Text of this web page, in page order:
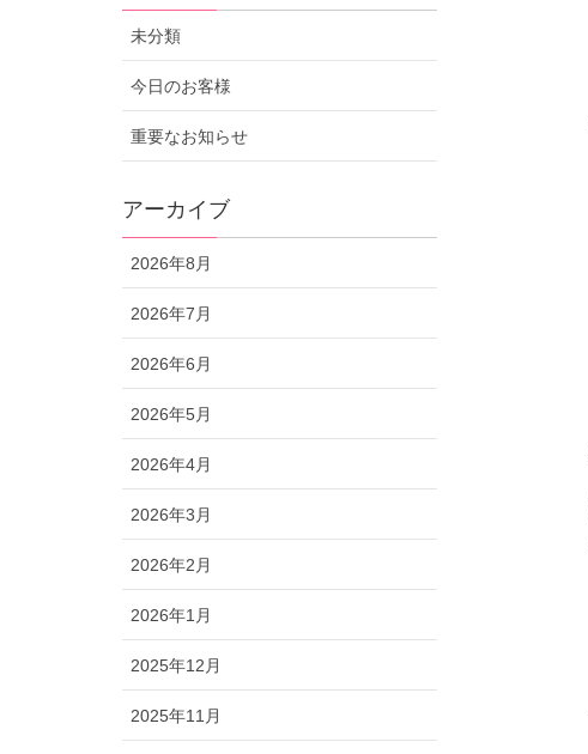
未分類
今日のお客様
重要なお知らせ
アーカイブ
2026年8月
2026年7月
2026年6月
2026年5月
2026年4月
2026年3月
2026年2月
2026年1月
2025年12月
2025年11月